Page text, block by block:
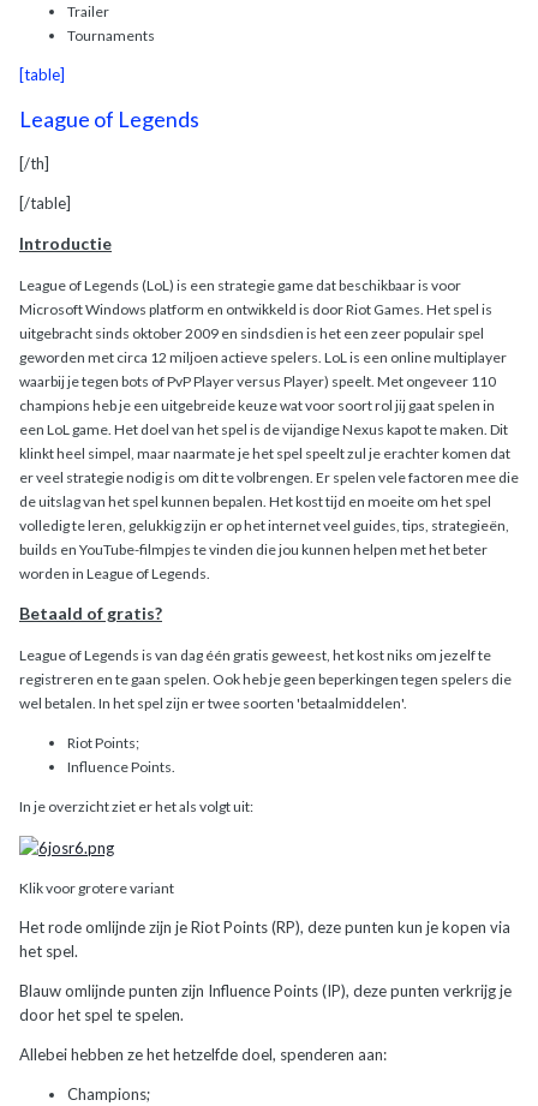
Trailer
Tournaments
[table]
League of Legends
[/th]
[/table]
Introductie
League of Legends (LoL) is een strategie game dat beschikbaar is voor
Microsoft Windows platform en ontwikkeld is door Riot Games. Het spel is
uitgebracht sinds oktober 2009 en sindsdien is het een zeer populair spel
geworden met circa 12 miljoen actieve spelers. LoL is een online multiplayer
waarbij je tegen bots of PvP Player versus Player) speelt. Met ongeveer 110
champions heb je een uitgebreide keuze wat voor soort rol jij gaat spelen in
een LoL game. Het doel van het spel is de vijandige Nexus kapot te maken. Dit
klinkt heel simpel, maar naarmate je het spel speelt zul je erachter komen dat
er veel strategie nodig is om dit te volbrengen. Er spelen vele factoren mee die
de uitslag van het spel kunnen bepalen. Het kost tijd en moeite om het spel
volledig te leren, gelukkig zijn er op het internet veel guides, tips, strategieën,
builds en YouTube-filmpjes te vinden die jou kunnen helpen met het beter
worden in League of Legends.
Betaald of gratis?
League of Legends is van dag één gratis geweest, het kost niks om jezelf te
registreren en te gaan spelen. Ook heb je geen beperkingen tegen spelers die
wel betalen. In het spel zijn er twee soorten 'betaalmiddelen'.
Riot Points;
Influence Points.
In je overzicht ziet er het als volgt uit:
Klik voor grotere variant
Het rode omlijnde zijn je Riot Points (RP), deze punten kun je kopen via
het spel.
Blauw omlijnde punten zijn Influence Points (IP), deze punten verkrijg je
door het spel te spelen.
Allebei hebben ze het hetzelfde doel, spenderen aan:
Champions;